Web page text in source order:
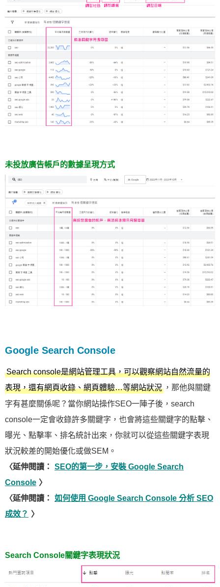
未投放廣告帳戶的數據呈現方式
Google Search Console
Search console是網站管理工具，可以觀察網站自然流量的
表現，還有網頁收錄、網頁體驗…等網站狀況 ，那他與關鍵
字有甚麼關係呢？當你網站操作SEO一陣子後，search
console一定會收錄許多關鍵字，也會將這些關鍵字的點擊、
曝光、點擊率、排名統計出來，你就可以從這些關鍵字表現
狀況較差的開始優化或做SEM。
〈延伸閱讀：
SEO的第一步，安裝 Google Search
Console 〉
〈延伸閱讀：
如何使用 Google Search Console 分析 SEO
成效？ 〉
Search Console關鍵字表現狀況